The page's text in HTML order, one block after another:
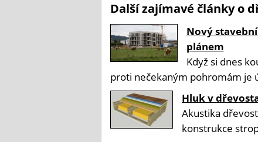
Další zajímavé články o
Nový
plánem
Když si dnes
proti nečekaným pohromám je
Hluk v
Akustika
konstrukce